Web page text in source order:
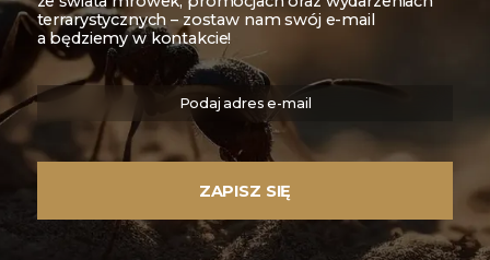
terrarystycznych – zostaw nam swój e-mail
a będziemy w kontakcie!